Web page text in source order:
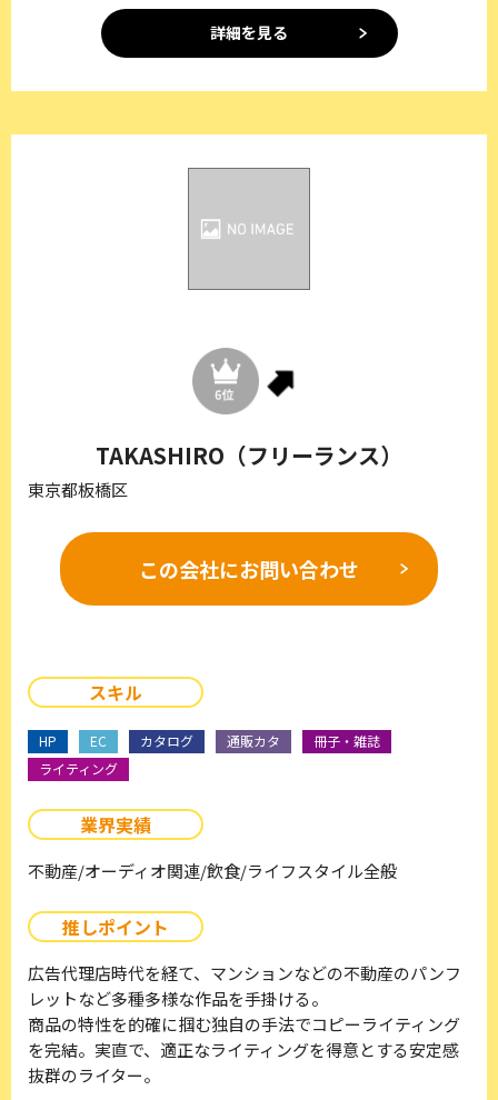
詳細を見る
TAKASHIRO（フリーランス）
東京都板橋区
この会社にお問い合わせ
スキル
HP EC カタログ 通販カタ
冊子・雑誌
ライティング
業界実績
不動産/オーディオ関連/飲食/ライフスタイル全般
推しポイント
広告代理店時代を経て、マンションなどの不動産のパンフ
レットなど多種多様な作品を手掛ける。
商品の特性を的確に掴む独自の手法でコピーライティング
を完結。実直で、適正なライティングを得意とする安定感
抜群のライター。